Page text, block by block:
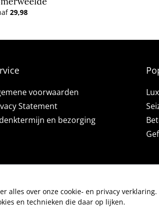
29,98
voorwaarden
Statement
en bezorging
alles over onze cookie- en privacy
en technieken die daar op lijken.